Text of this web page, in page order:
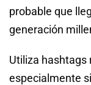
probable que
generación
Utiliza hashtags
especialmente si